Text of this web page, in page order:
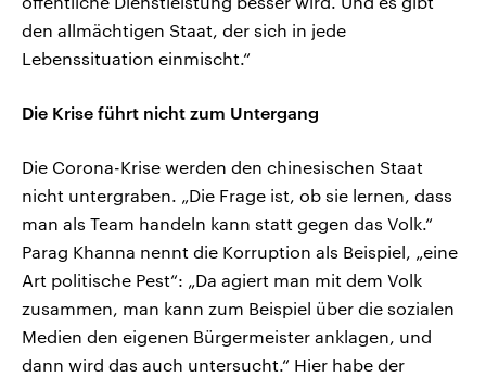
den allmächtigen Staat, der sich in jede
Lebenssituation einmischt.“
Die Krise führt nicht zum Untergang
Die Corona-Krise werden den chinesischen Staat
nicht untergraben. „Die Frage ist, ob sie lernen, dass
man als Team handeln kann statt gegen das Volk.“
Parag Khanna nennt die Korruption als Beispiel, „eine
Art politische Pest“: „Da agiert man mit dem Volk
zusammen, man kann zum Beispiel über die sozialen
Medien den eigenen Bürgermeister anklagen, und
dann wird das auch untersucht.“ Hier habe der